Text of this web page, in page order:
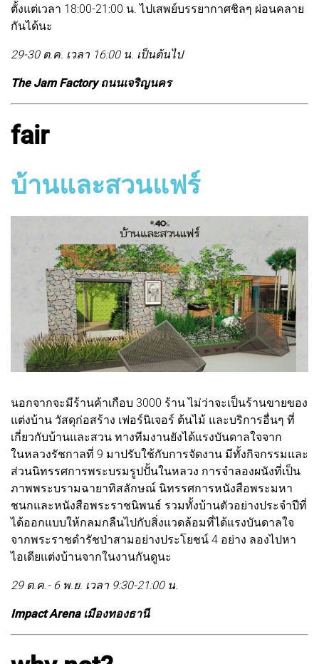
ตั้งแต่เวลา 18:00-21:00 น. ไปเสพย์บรรยากาศชิลๆ ผ่อนคลาย
กันได้นะ
29-30 ต.ค. เวลา 16:00 น. เป็นต้นไป
The Jam Factory ถนนเจริญนคร
fair
บ้านและสวนแฟร์
นอกจากจะมีร้านค้าเกือบ 3000 ร้าน ไม่ว่าจะเป็นร้านขายของ
แต่งบ้าน วัสดุก่อสร้าง เฟอร์นิเจอร์ ต้นไม้ และบริการอื่นๆ ที่
เกี่ยวกับบ้านและสวน ทางทีมงานยังได้แรงบันดาลใจจาก
ในหลวงรัชกาลที่ 9 มาปรับใช้กับการจัดงาน มีทั้งกิจกรรมและ
ส่วนนิทรรศการพระบรมรูปปั้นในหลวง การจำลองผนังที่เป็น
ภาพพระบรามฉายาทิสลักษณ์ นิทรรศการหนังสือพระมหา
ชนกและหนังสือพระราชนิพนธ์ รวมทั้งบ้านตัวอย่างประจำปีที่
ได้ออกแบบให้กลมกลืนไปกับสิ่งแวดล้อมที่ได้แรงบันดาลใจ
จากพระราชดำรัชป่าสามอย่างประโยชน์ 4 อย่าง ลองไปหา
ไอเดียแต่งบ้านจากในงานกันดูนะ
29 ต.ค.- 6 พ.ย. เวลา 9:30-21:00 น.
Impact Arena เมืองทองธานี